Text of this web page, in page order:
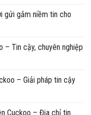
gửi gắm niềm tin cho
– Tin cậy, chuyên nghiệp
– Giải pháp tin cậy
Cuckoo – Địa chỉ tin